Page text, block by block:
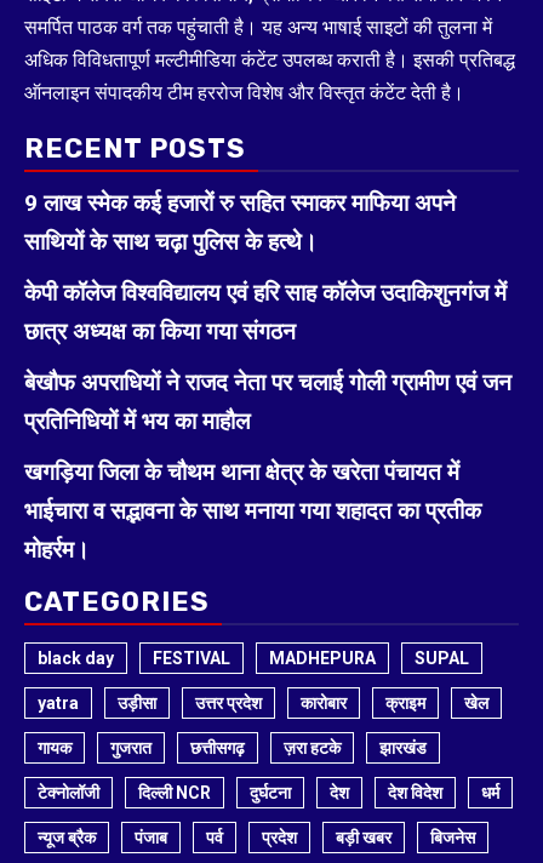
समर्पित पाठक वर्ग तक पहुंचाती है। यह अन्य भाषाई साइटों की तुलना में
अधिक विविधतापूर्ण मल्टीमीडिया कंटेंट उपलब्ध कराती है। इसकी प्रतिबद्ध
ऑनलाइन संपादकीय टीम हररोज विशेष और विस्तृत कंटेंट देती है।
RECENT POSTS
9 लाख स्मेक कई हजारों रु सहित स्माकर माफिया अपने
साथियों के साथ चढ़ा पुलिस के हत्थे।
केपी कॉलेज विश्वविद्यालय एवं हरि साह कॉलेज उदाकिशुनगंज में
छात्र अध्यक्ष का किया गया संगठन
बेखौफ अपराधियों ने राजद नेता पर चलाई गोली ग्रामीण एवं जन
प्रतिनिधियों में भय का माहौल
खगड़िया जिला के चौथम थाना क्षेत्र के खरेता पंचायत में
भाईचारा व सद्भावना के साथ मनाया गया शहादत का प्रतीक
मोहर्रम।
CATEGORIES
black day FESTIVAL MADHEPURA SUPAL
yatra उड़ीसा उत्तर प्रदेश कारोबार क्राइम खेल
गायक गुजरात छत्तीसगढ़ ज़रा हटके झारखंड
टेक्नोलॉजी दिल्ली NCR दुर्घटना देश देश विदेश धर्म
न्यूज ब्रैक पंजाब पर्व प्रदेश बड़ी खबर बिजनेस